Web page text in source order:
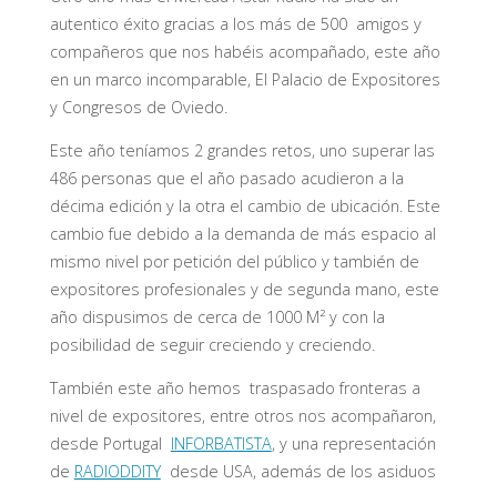
autentico éxito gracias a los más de 500 amigos y
compañeros que nos habéis acompañado, este año
en un marco incomparable, El Palacio de Expositores
y Congresos de Oviedo.
Este año teníamos 2 grandes retos, uno superar las
486 personas que el año pasado acudieron a la
décima edición y la otra el cambio de ubicación. Este
cambio fue debido a la demanda de más espacio al
mismo nivel por petición del público y también de
expositores profesionales y de segunda mano, este
año dispusimos de cerca de 1000 M² y con la
posibilidad de seguir creciendo y creciendo.
También este año hemos traspasado fronteras a
nivel de expositores, entre otros nos acompañaron,
desde Portugal INFORBATISTA, y una representación
de RADIODDITYdesde USA, además de los asiduos